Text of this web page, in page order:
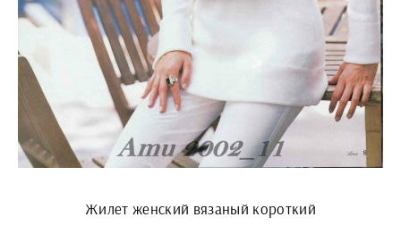
Жилет женский вязаный короткий